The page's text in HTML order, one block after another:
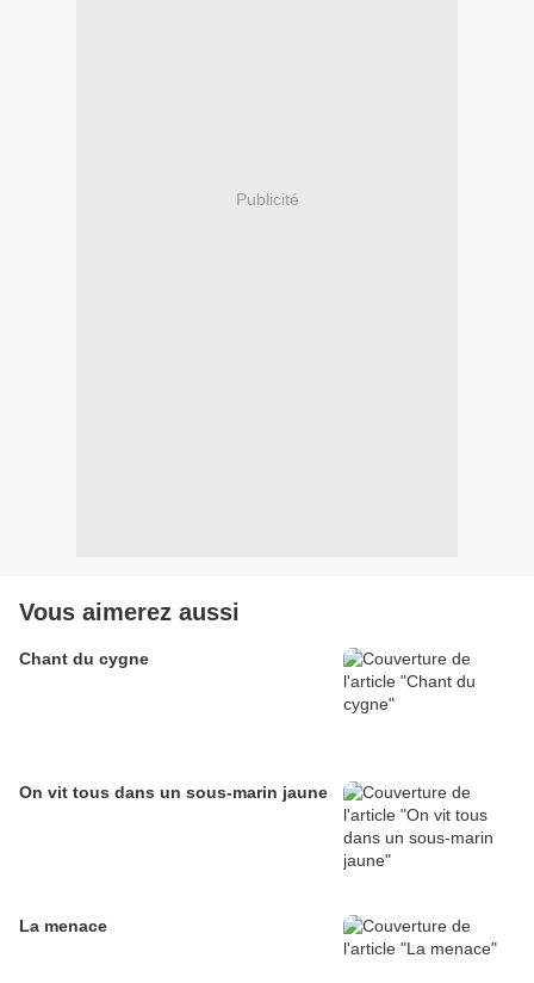
Publicité
Vous aimerez aussi
Chant du cygne
On vit tous dans un sous-marin jaune
La menace